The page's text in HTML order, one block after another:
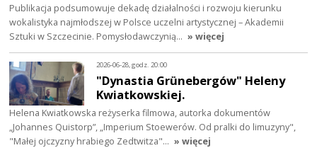
Publikacja podsumowuje dekadę działalności i rozwoju kierunku
wokalistyka najmłodszej w Polsce uczelni artystycznej – Akademii
Sztuki w Szczecinie. Pomysłodawczynią… » więcej
2026-06-28, godz. 20:00
"Dynastia Grünebergów" Heleny
Kwiatkowskiej.
Helena Kwiatkowska reżyserka filmowa, autorka dokumentów
„Johannes Quistorp”, „Imperium Stoewerów. Od pralki do limuzyny",
"Małej ojczyzny hrabiego Zedtwitza"… » więcej